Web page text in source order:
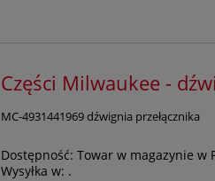
Części Milwaukee -
MC-4931441969 dźwignia przełącznika
Dostępność: Towar w magazynie w
Wysyłka w: .